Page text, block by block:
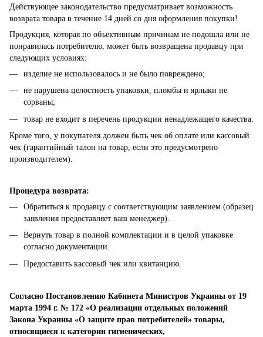
Действующее законодательство предусматривает возможность
возврата товара в течение 14 дней со дня оформления покупки!
Продукция, которая по объективным причинам не подошла или не
понравилась потребителю, может быть возвращена продавцу при
следующих условиях:
изделие не использовалось и не было повреждено;
не нарушена целостность упаковки, пломбы и ярлыки не
сорваны;
товар не входит в перечень продукции ненадлежащего качества.
Кроме того, у покупателя должен быть чек об оплате или кассовый
чек (гарантийный талон на товар, если это предусмотрено
производителем).
Процедура возврата:
Обратиться к продавцу с соответствующим заявлением (образец
заявления предоставляет ваш менеджер).
Вернуть товар в полной комплектации и в целой упаковке
согласно документации.
Предоставить кассовый чек или квитанцию.
Согласно Постановлению Кабинета Министров Украины от 19
марта 1994 г. № 172 «О реализации отдельных положений
Закона Украины «О защите прав потребителей» товары,
относящиеся к категории гигиенических,